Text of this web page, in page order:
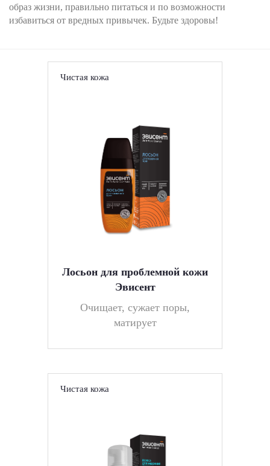
образ жизни, правильно питаться и по возможности
избавиться от вредных привычек. Будьте здоровы!
Чистая кожа
Лосьон для проблемной кожи
Эвисент
Очищает, сужает поры,
матирует
Чистая кожа